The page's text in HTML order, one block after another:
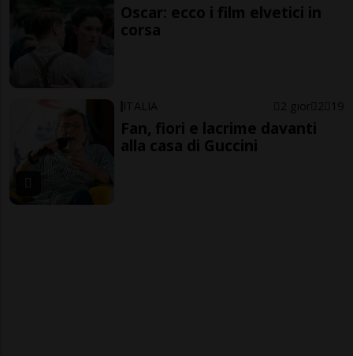
Oscar: ecco i film elvetici in
corsa
ITALIA 2 gior 2 19
Fan, fiori e lacrime davanti
alla casa di Guccini